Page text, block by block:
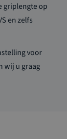
griplengte op
en zelfs
voor
wij u graag